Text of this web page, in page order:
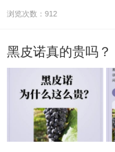
浏览次数：912
黑皮诺真的贵吗？